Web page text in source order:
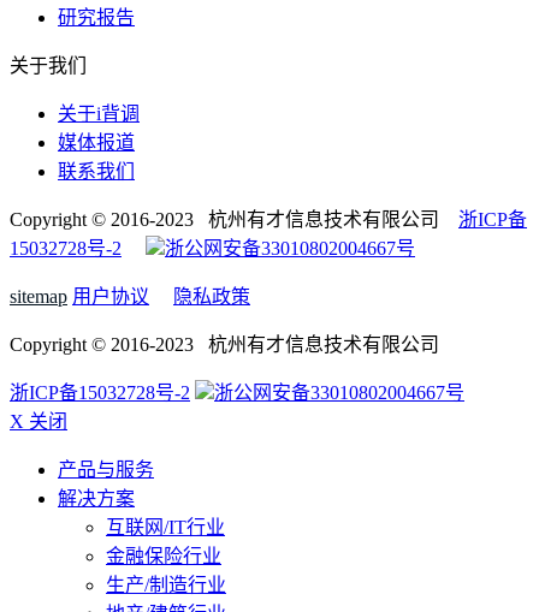
研究报告
关于我们
关于i背调
媒体报道
联系我们
Copyright © 2016-2023 杭州有才信息技术有限公司 浙ICP备
15032728号-2
浙公网安备33010802004667号
sitemap 用户协议 隐私政策
Copyright © 2016-2023 杭州有才信息技术有限公司
浙ICP备15032728号-2
浙公网安备33010802004667号
X 关闭
产品与服务
解决方案
互联网/IT行业
金融保险行业
生产/制造行业